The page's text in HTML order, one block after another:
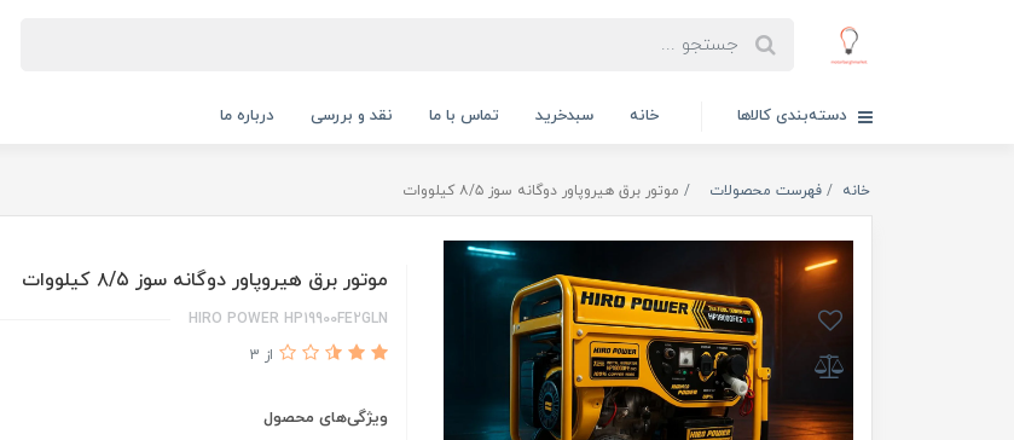
دسته‌بندی کالاها خانه سبدخرید تماس با ما نقد و بررسی درباره ما
خانه فهرست محصولات موتور برق هیروپاور دوگانه سوز ۸/۵ کیلووات
موتور برق هیروپاور دوگانه سوز ۸/۵ کیلووات
HIRO POWER HP19900FE2GLN
از 3
ویژگی‌های محصول